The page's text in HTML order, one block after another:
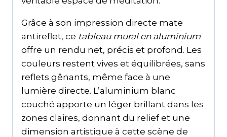
Grâce à son impression directe mate
antireflet, ce tableau mural en aluminium
offre un rendu net, précis et profond. Les
couleurs restent vives et équilibrées, sans
reflets gênants, même face à une
lumière directe. L’aluminium blanc
couché apporte un léger brillant dans les
zones claires, donnant du relief et une
dimension artistique à cette scène de